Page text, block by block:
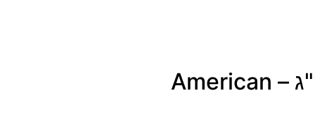
מזוודה קשיחה גדולה 28" 3.2 ק"ג – American